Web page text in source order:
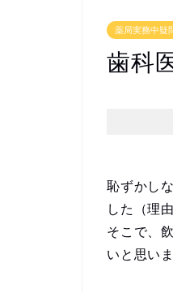
薬局実務中疑
歯科
恥ずかし
した（理
そこで、
いと思いま